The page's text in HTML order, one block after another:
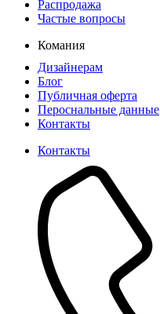
Распродажа
Частые вопросы
Комания
Дизайнерам
Блог
Публичная оферта
Пероснальные данные
Контакты
Контакты